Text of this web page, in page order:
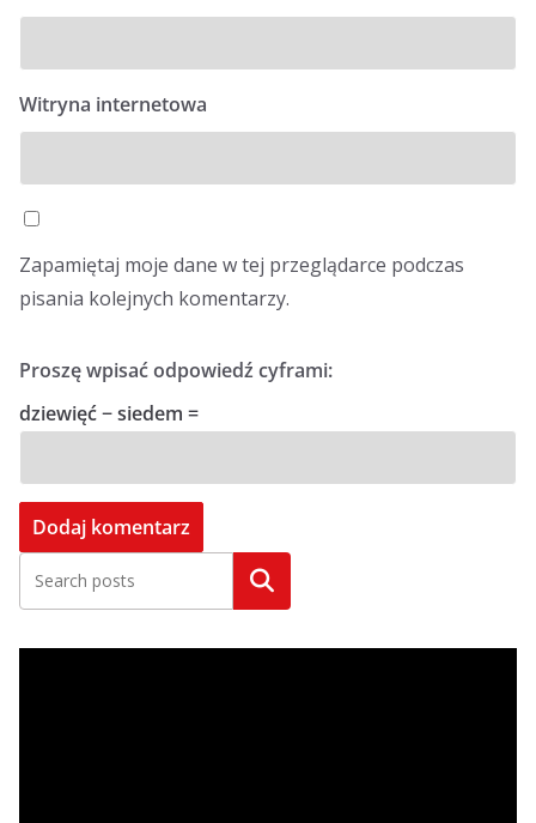
Witryna internetowa
Zapamiętaj moje dane w tej przeglądarce podczas
pisania kolejnych komentarzy.
Proszę wpisać odpowiedź cyframi:
dziewięć − siedem =
Szukaj